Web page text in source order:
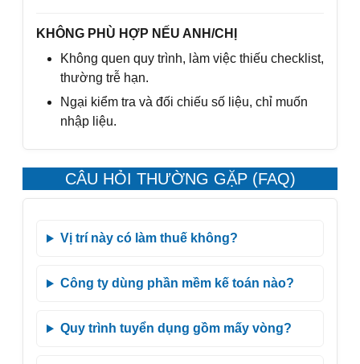
KHÔNG PHÙ HỢP NẾU ANH/CHỊ
Không quen quy trình, làm việc thiếu checklist,
thường trễ hạn.
Ngại kiểm tra và đối chiếu số liệu, chỉ muốn
nhập liệu.
CÂU HỎI THƯỜNG GẶP (FAQ)
Vị trí này có làm thuế không?
Công ty dùng phần mềm kế toán nào?
Quy trình tuyển dụng gồm mấy vòng?